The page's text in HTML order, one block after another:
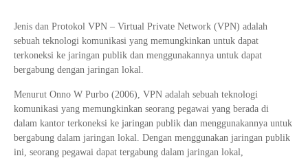
Jenis dan Protokol VPN – Virtual Private Network (VPN) adalah
sebuah teknologi komunikasi yang memungkinkan untuk dapat
terkoneksi ke jaringan publik dan menggunakannya untuk dapat
bergabung dengan jaringan lokal.
Menurut Onno W Purbo (2006), VPN adalah sebuah teknologi
komunikasi yang memungkinkan seorang pegawai yang berada di
dalam kantor terkoneksi ke jaringan publik dan menggunakannya untuk
bergabung dalam jaringan lokal. Dengan menggunakan jaringan publik
ini, seorang pegawai dapat tergabung dalam jaringan lokal,